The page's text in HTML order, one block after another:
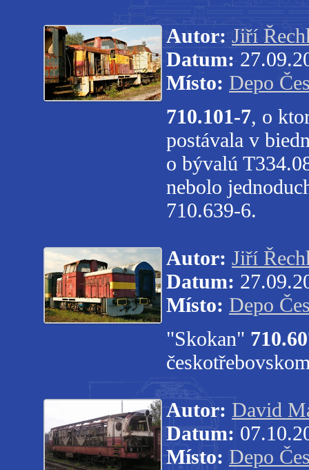
Autor: Jiří
Datum:
Místo: Depo
710.101-7, o
postávala v
o bývalú
nebolo
710.639-6.
Autor: Jiří
Datum:
Místo: Depo
"Skokan"
Autor: David
Datum:
Místo: Depo